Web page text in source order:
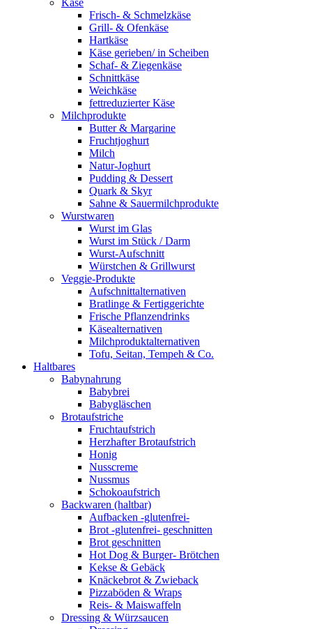
Käse
Frisch- & Schmelzkäse
Grill- & Ofenkäse
Hartkäse
Käse gerieben/ in Scheiben
Schaf- & Ziegenkäse
Schnittkäse
Weichkäse
fettreduzierter Käse
Milchprodukte
Butter & Margarine
Fruchtjoghurt
Milch
Natur-Joghurt
Pudding & Dessert
Quark & Skyr
Sahne & Sauermilchprodukte
Wurstwaren
Wurst im Glas
Wurst im Stück / Darm
Wurst-Aufschnitt
Würstchen & Grillwurst
Veggie-Produkte
Aufschnittalternativen
Bratlinge & Fertiggerichte
Frische Pflanzendrinks
Käsealternativen
Milchproduktalternativen
Tofu, Seitan, Tempeh & Co.
Haltbares
Babynahrung
Babybrei
Babygläschen
Brotaufstriche
Fruchtaufstrich
Herzhafter Brotaufstrich
Honig
Nusscreme
Nussmus
Schokoaufstrich
Backwaren (haltbar)
Aufbacken -glutenfrei-
Brot -glutenfrei- geschnitten
Brot geschnitten
Hot Dog & Burger- Brötchen
Kekse & Gebäck
Knäckebrot & Zwieback
Pizzaböden & Wraps
Reis- & Maiswaffeln
Dressing & Würzsaucen